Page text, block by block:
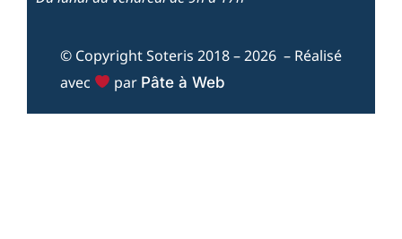
© Copyright Soteris 2018 – 2026 – Réalisé
avec
par Pâte à Web